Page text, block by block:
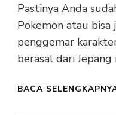
Pastinya Anda
Pokemon atau bisa
penggemar
berasal dari Jepang
BACA